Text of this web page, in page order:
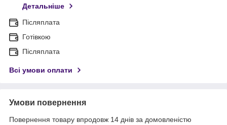
Детальніше
Післяплата
Готівкою
Післяплата
Всі умови оплати
Умови повернення
Повернення товару впродовж 14 днів за домовленістю